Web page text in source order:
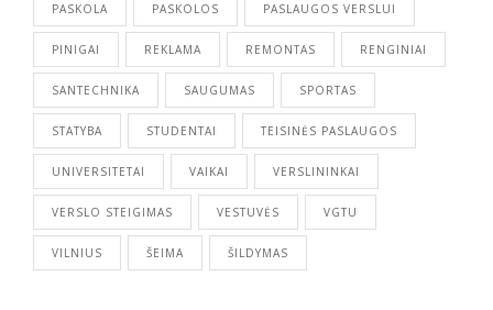
PASKOLA PASKOLOS PASLAUGOS VERSLUI
PINIGAI REKLAMA REMONTAS RENGINIAI
SANTECHNIKA SAUGUMAS SPORTAS
STATYBA STUDENTAI TEISINĖS PASLAUGOS
UNIVERSITETAI VAIKAI VERSLININKAI
VERSLO STEIGIMAS VESTUVĖS VGTU
VILNIUS ŠEIMA ŠILDYMAS